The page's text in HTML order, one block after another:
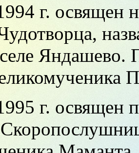
г. освящен
Яндашево.
г. освящен